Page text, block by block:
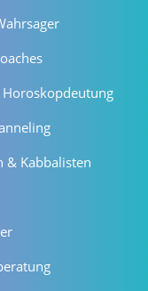
& Kabbalisten